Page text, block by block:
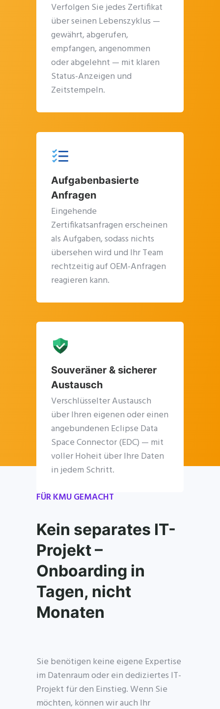
Verfolgen Sie jedes Zertifikat
über seinen Lebenszyklus —
gewährt, abgerufen,
empfangen, angenommen
oder abgelehnt — mit klaren
Status-Anzeigen und
Zeitstempeln.
Aufgabenbasierte
Anfragen
Eingehende
Zertifikatsanfragen erscheinen
als Aufgaben, sodass nichts
übersehen wird und Ihr Team
rechtzeitig auf OEM-Anfragen
reagieren kann.
Souveräner & sicherer
Austausch
Verschlüsselter Austausch
über Ihren eigenen oder einen
angebundenen Eclipse Data
Space Connector (EDC) — mit
voller Hoheit über Ihre Daten
in jedem Schritt.
FÜR KMU GEMACHT
Kein separates IT-
Projekt –
Onboarding in
Tagen, nicht
Monaten
Sie benötigen keine eigene Expertise
im Datenraum oder ein dediziertes IT-
Projekt für den Einstieg. Wenn Sie
möchten, können wir auch Ihr